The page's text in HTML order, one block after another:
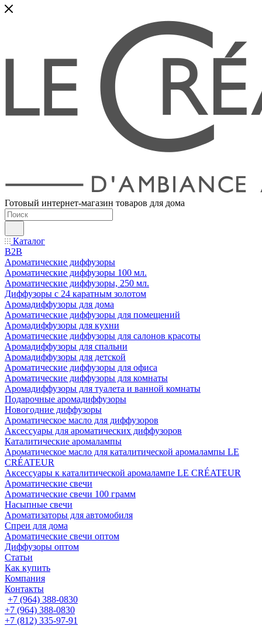
Готовый интернет-магазин товаров для дома
Каталог
B2B
Ароматические диффузоры
Ароматические диффузоры 100 мл.
Ароматические диффузоры, 250 мл.
Диффузоры с 24 каратным золотом
Аромадиффузоры для дома
Ароматические диффузоры для помещений
Аромадиффузоры для кухни
Ароматические диффузоры для салонов красоты
Аромадиффузоры для спальни
Аромадиффузоры для детской
Ароматические диффузоры для офиса
Ароматические диффузоры для комнаты
Аромадиффузоры для туалета и ванной комнаты
Подарочные аромадиффузоры
Новогодние диффузоры
Ароматическое масло для диффузоров
Аксессуары для ароматических диффузоров
Каталитические аромалампы
Ароматическое масло для каталитической аромалампы LE
CRÉATEUR
Аксессуары к каталитической аромалампе LE CRÉATEUR
Ароматические свечи
Ароматические свечи 100 грамм
Насыпные свечи
Ароматизаторы для автомобиля
Спреи для дома
Ароматические свечи оптом
Диффузоры оптом
Статьи
Как купить
Компания
Контакты
+7 (964) 388-0830
+7 (964) 388-0830
+7 (812) 335-97-91